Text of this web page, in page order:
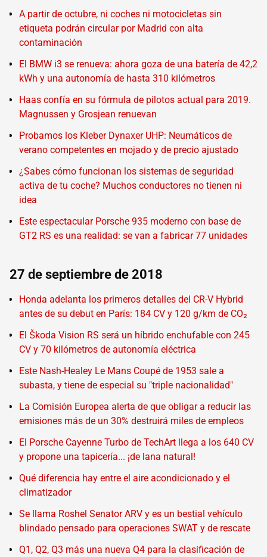
A partir de octubre, ni coches ni motocicletas sin
etiqueta podrán circular por Madrid con alta
contaminación
El BMW i3 se renueva: ahora goza de una batería de 42,2
kWh y una autonomía de hasta 310 kilómetros
Haas confía en su fórmula de pilotos actual para 2019.
Magnussen y Grosjean renuevan
Probamos los Kleber Dynaxer UHP: Neumáticos de
verano competentes en mojado y de precio ajustado
¿Sabes cómo funcionan los sistemas de seguridad
activa de tu coche? Muchos conductores no tienen ni
idea
Este espectacular Porsche 935 moderno con base de
GT2 RS es una realidad: se van a fabricar 77 unidades
27 de septiembre de 2018
Honda adelanta los primeros detalles del CR-V Hybrid
antes de su debut en París: 184 CV y 120 g/km de CO₂
El Škoda Vision RS será un híbrido enchufable con 245
CV y 70 kilómetros de autonomía eléctrica
Este Nash-Healey Le Mans Coupé de 1953 sale a
subasta, y tiene de especial su "triple nacionalidad"
La Comisión Europea alerta de que obligar a reducir las
emisiones más de un 30% destruirá miles de empleos
El Porsche Cayenne Turbo de TechArt llega a los 640 CV
y propone una tapicería... ¡de lana natural!
Qué diferencia hay entre el aire acondicionado y el
climatizador
Se llama Roshel Senator ARV y es un bestial vehículo
blindado pensado para operaciones SWAT y de rescate
Q1, Q2, Q3 más una nueva Q4 para la clasificación de